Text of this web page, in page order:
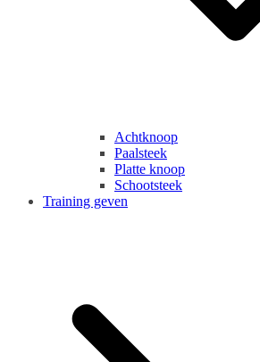
Achtknoop
Paalsteek
Platte knoop
Schootsteek
Training geven